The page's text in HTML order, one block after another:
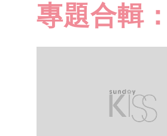
專題合輯：